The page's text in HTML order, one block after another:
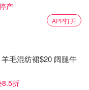
产
APP打开
毛混纺裙$20 阔腿牛
8.5折